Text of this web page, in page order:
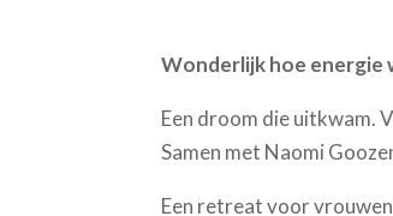
Wonderlijk hoe energie
Een droom die uitkwam.
Samen met Naomi
Een retreat voor